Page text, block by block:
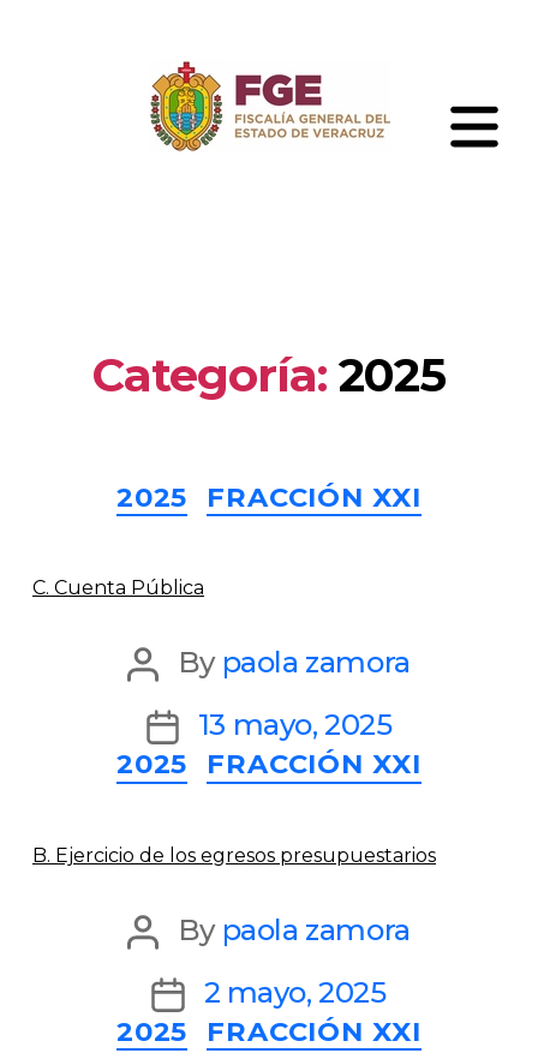
Categoría: 2025
Categories
2025 FRACCIÓN XXI
C. Cuenta Pública
Post
author
By paola zamora
Post
date
13 mayo, 2025
Categories
2025 FRACCIÓN XXI
B. Ejercicio de los egresos presupuestarios
Post
author
By paola zamora
Post
date
2 mayo, 2025
Categories
2025 FRACCIÓN XXI